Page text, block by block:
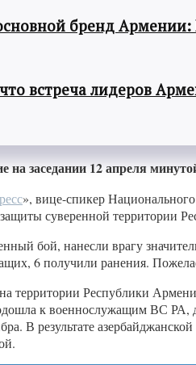
бренд
встреча лидеров
на заседании 12 апреля
», вице-спикер
суверенной территории
бой, нанесли врагу
6 получили ранения.
на территории Республики
к военнослужащим ВС РА,
В результате